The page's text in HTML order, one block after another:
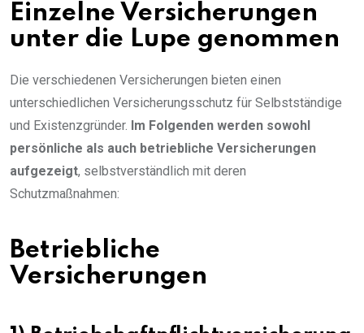
Einzelne Versicherungen
unter die Lupe genommen
Die verschiedenen Versicherungen bieten einen
unterschiedlichen Versicherungsschutz für Selbstständige
und Existenzgründer. Im Folgenden werden sowohl
persönliche als auch betriebliche Versicherungen
aufgezeigt, selbstverständlich mit deren
Schutzmaßnahmen:
Betriebliche
Versicherungen